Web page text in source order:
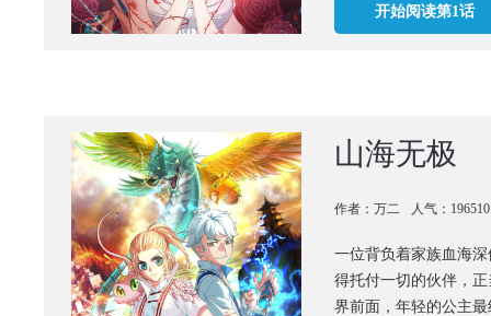
开始阅读第1话
山海无极
作者：万二 人气：196510
一位背负着家族血海
得托付一切的伙伴，
界前面，年轻的公主